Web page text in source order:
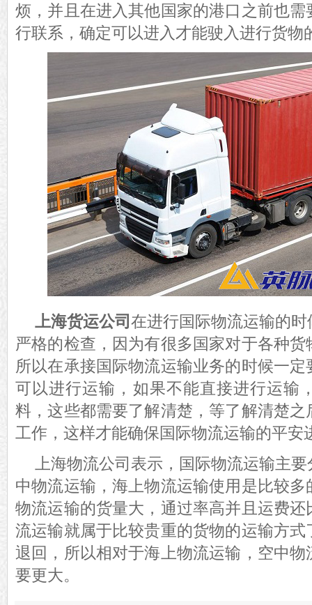
烦，并且在进入其他国家的港口之前也
行联系，确定可以进入才能驶入进行货物
上海货运公司在进行国际物流运输的
严格的检查，因为有很多国家对于各种
所以在承接国际物流运输业务的时候一
可以进行运输，如果不能直接进行运输
料，这些都需要了解清楚，等了解清楚
工作，这样才能确保国际物流运输的平安
上海物流公司表示，国际物流运输主
中物流运输，海上物流运输使用是比较
物流运输的货量大，通过率高并且运费
流运输就属于比较贵重的货物的运输方
退回，所以相对于海上物流运输，空中
要更大。